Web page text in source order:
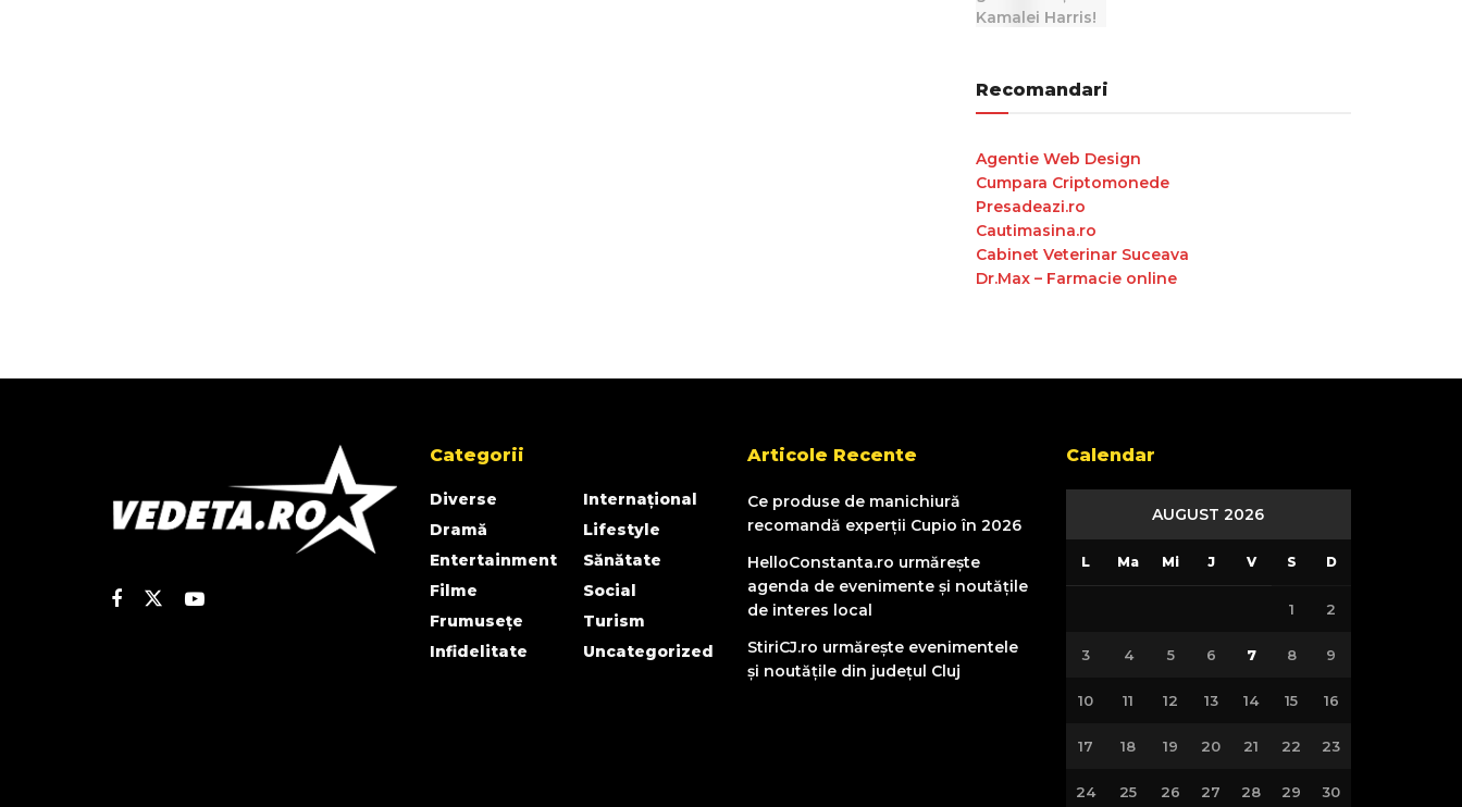
Recomandari
Agentie Web Design
Cumpara Criptomonede
Presadeazi.ro
Cautimasina.ro
Cabinet Veterinar Suceava
Dr.Max – Farmacie online
Categorii
Diverse
Dramă
Entertainment
Filme
Frumusețe
Infidelitate
Internațional
Lifestyle
Sănătate
Social
Turism
Uncategorized
Articole Recente
Ce produse de manichiură
recomandă experții Cupio în 2026
HelloConstanta.ro urmărește
agenda de evenimente și noutățile
de interes local
StiriCJ.ro urmărește evenimentele
și noutățile din județul Cluj
Calendar
AUGUST 2026
L Ma Mi J V S D
1 2
3 4 5 6 7 8 9
10 11 12 13 14 15 16
17 18 19 20 21 22 23
24 25 26 27 28 29 30